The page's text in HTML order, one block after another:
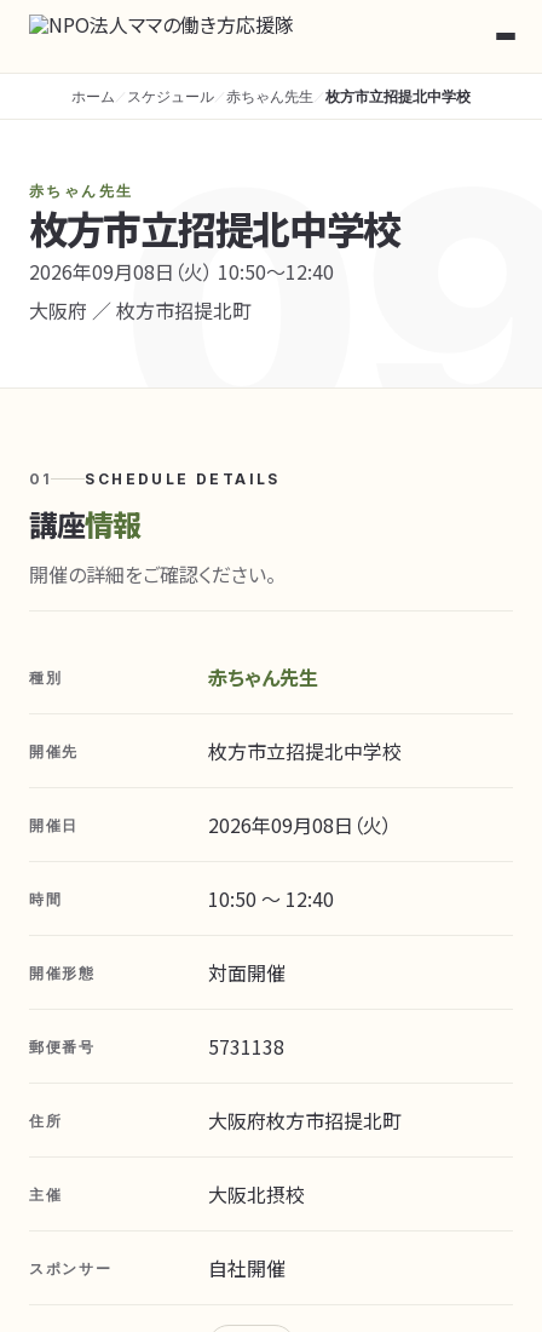
ホーム スケジュール 赤ちゃん先生 枚方市立招提北中学校
赤ちゃん先生
枚方市立招提北中学校
2026年09月08日（火） 10:50〜12:40
大阪府 ／ 枚方市招提北町
01 SCHEDULE DETAILS
講座情報
開催の詳細をご確認ください。
種別 赤ちゃん先生
開催先 枚方市立招提北中学校
開催日 2026年09月08日（火）
時間 10:50 〜 12:40
開催形態 対面開催
郵便番号 5731138
住所 大阪府枚方市招提北町
主催 大阪北摂校
スポンサー 自社開催